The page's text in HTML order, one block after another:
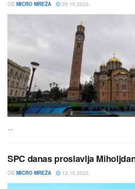
OD MICRO MREŽA 20.10.2022.
...
SPC danas proslavlja
OD MICRO MREŽA 12.10.2022.